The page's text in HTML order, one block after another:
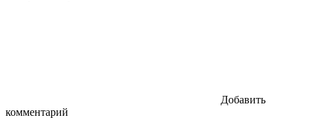
Добавить
комментарий